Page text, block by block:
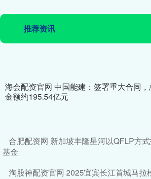
推荐资讯
海会配资官网 中国能建：签署重大合同，
金额约195.54亿元
合肥配资网 新加坡丰隆星河以QFLP方
基金
淘股神配资官网 2025宜宾长江首城马拉